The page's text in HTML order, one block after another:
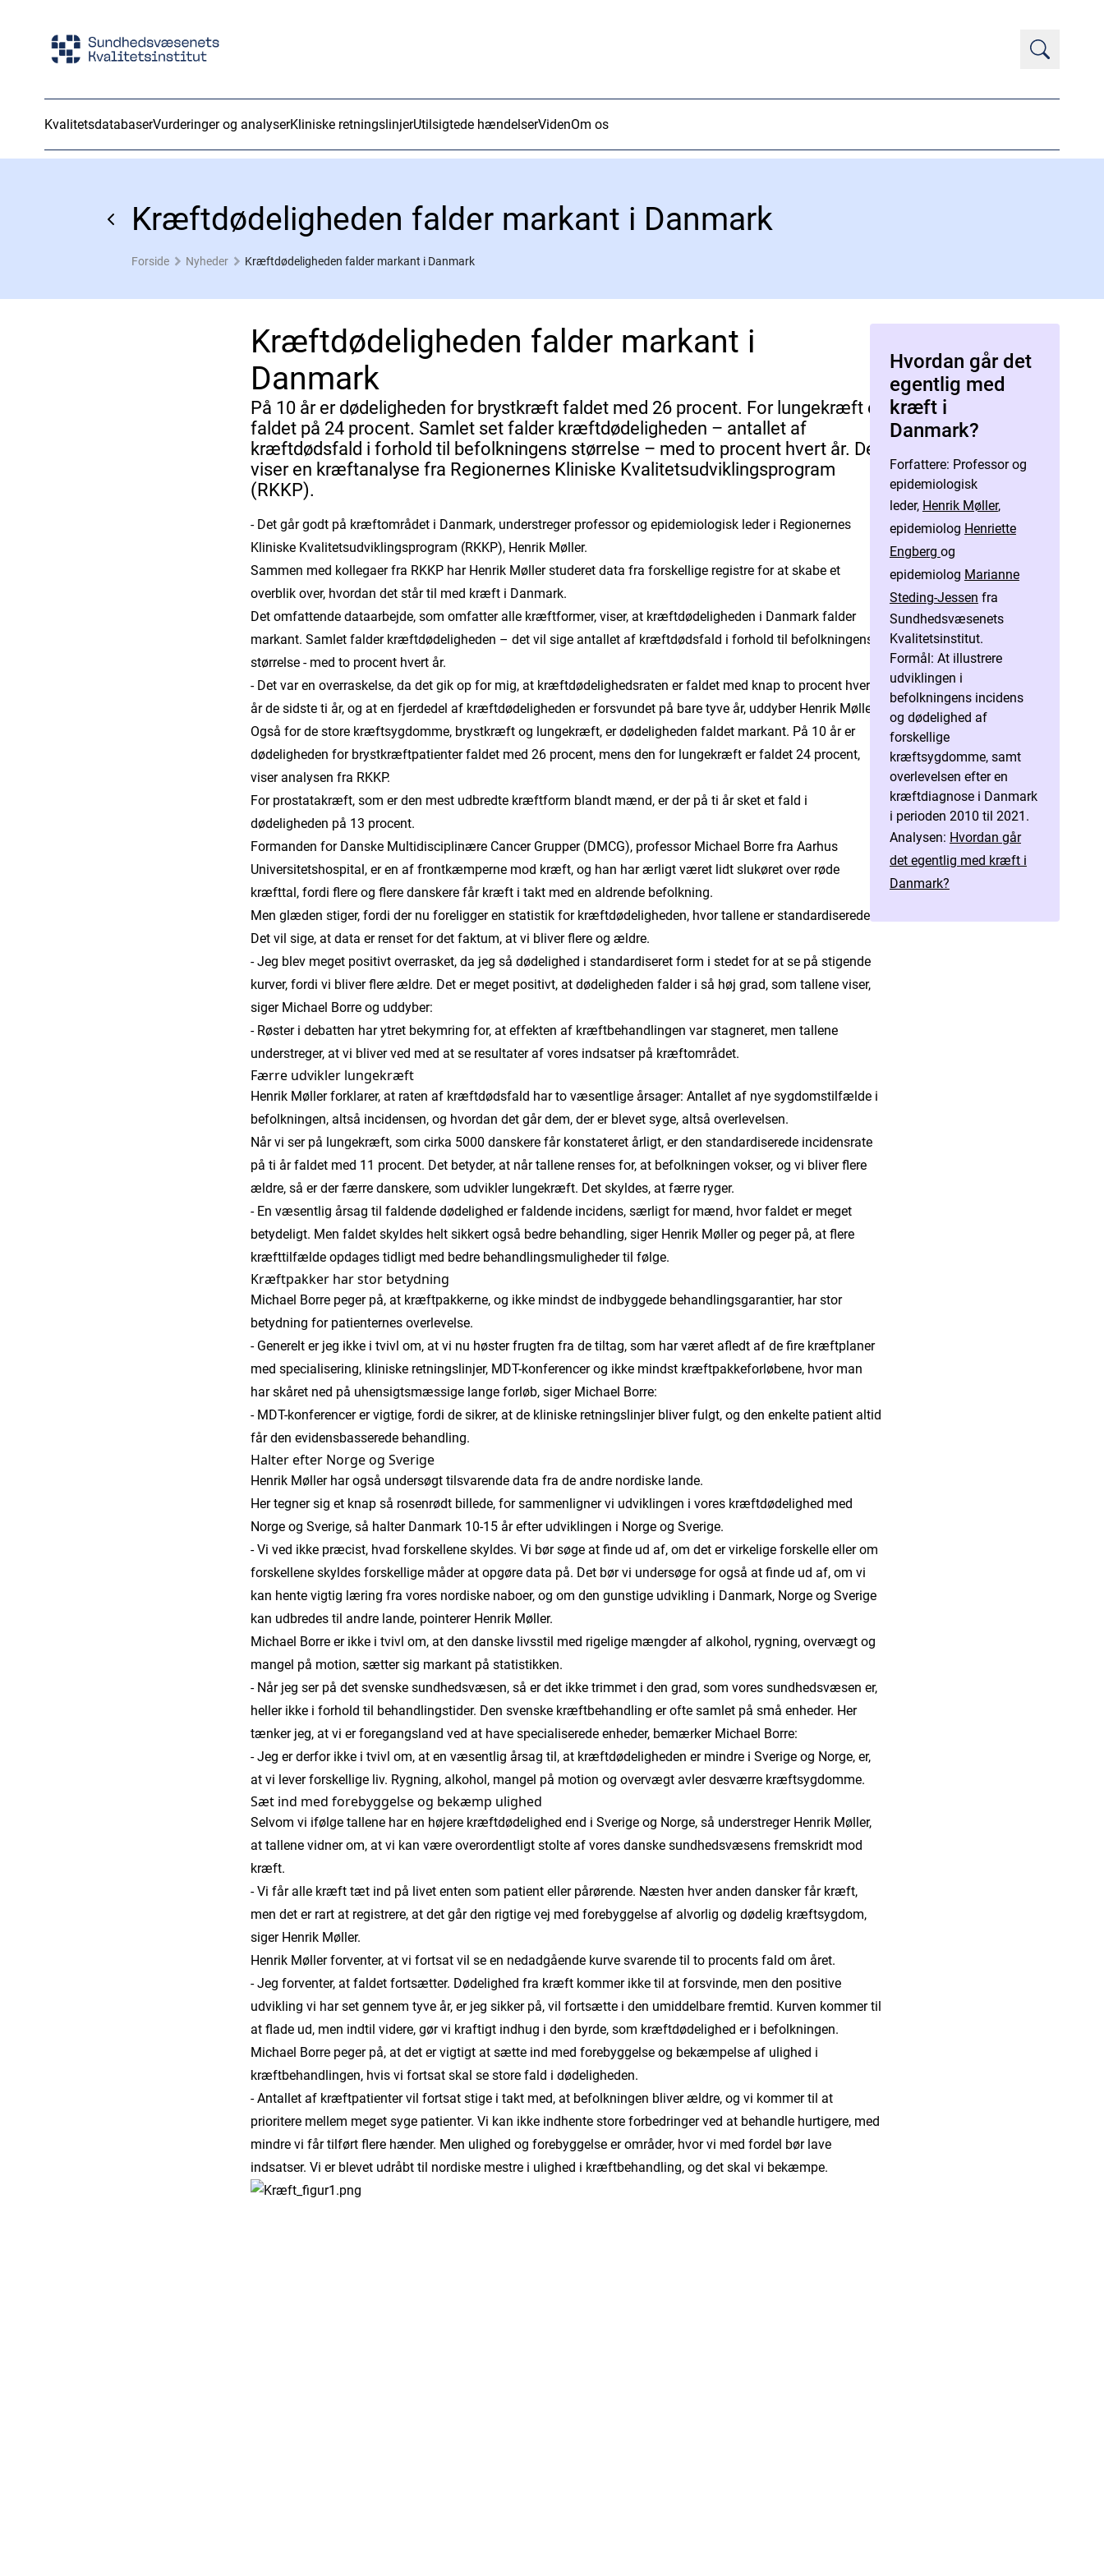
KvalitetsdatabaserVurderinger og analyserKliniske retningslinjerUtilsigtede hændelserVidenOm os
Kræftdødeligheden falder markant i Danmark
Forside Nyheder Kræftdødeligheden falder markant i Danmark
Kræftdødeligheden falder markant i
Danmark
På 10 år er dødeligheden for brystkræft faldet med 26 procent. For lungekræft er
faldet på 24 procent. Samlet set falder kræftdødeligheden – antallet af
kræftdødsfald i forhold til befolkningens størrelse – med to procent hvert år. Det
viser en kræftanalyse fra Regionernes Kliniske Kvalitetsudviklingsprogram
(RKKP).
- Det går godt på kræftområdet i Danmark, understreger professor og epidemiologisk leder i Regionernes
Kliniske Kvalitetsudviklingsprogram (RKKP), Henrik Møller.
Sammen med kollegaer fra RKKP har Henrik Møller studeret data fra forskellige registre for at skabe et
overblik over, hvordan det står til med kræft i Danmark.
Det omfattende dataarbejde, som omfatter alle kræftformer, viser, at kræftdødeligheden i Danmark falder
markant. Samlet falder kræftdødeligheden – det vil sige antallet af kræftdødsfald i forhold til befolkningens
størrelse - med to procent hvert år.
- Det var en overraskelse, da det gik op for mig, at kræftdødelighedsraten er faldet med knap to procent hvert
år de sidste ti år, og at en fjerdedel af kræftdødeligheden er forsvundet på bare tyve år, uddyber Henrik Møller.
Også for de store kræftsygdomme, brystkræft og lungekræft, er dødeligheden faldet markant. På 10 år er
dødeligheden for brystkræftpatienter faldet med 26 procent, mens den for lungekræft er faldet 24 procent,
viser analysen fra RKKP.
For prostatakræft, som er den mest udbredte kræftform blandt mænd, er der på ti år sket et fald i
dødeligheden på 13 procent.
Formanden for Danske Multidisciplinære Cancer Grupper (DMCG), professor Michael Borre fra Aarhus
Universitetshospital, er en af frontkæmperne mod kræft, og han har ærligt været lidt slukøret over røde
kræfttal, fordi flere og flere danskere får kræft i takt med en aldrende befolkning.
Men glæden stiger, fordi der nu foreligger en statistik for kræftdødeligheden, hvor tallene er standardiserede.
Det vil sige, at data er renset for det faktum, at vi bliver flere og ældre.
- Jeg blev meget positivt overrasket, da jeg så dødelighed i standardiseret form i stedet for at se på stigende
kurver, fordi vi bliver flere ældre. Det er meget positivt, at dødeligheden falder i så høj grad, som tallene viser,
siger Michael Borre og uddyber:
- Røster i debatten har ytret bekymring for, at effekten af kræftbehandlingen var stagneret, men tallene
understreger, at vi bliver ved med at se resultater af vores indsatser på kræftområdet.
Færre udvikler lungekræft
Henrik Møller forklarer, at raten af kræftdødsfald har to væsentlige årsager: Antallet af nye sygdomstilfælde i
befolkningen, altså incidensen, og hvordan det går dem, der er blevet syge, altså overlevelsen.
Når vi ser på lungekræft, som cirka 5000 danskere får konstateret årligt, er den standardiserede incidensrate
på ti år faldet med 11 procent. Det betyder, at når tallene renses for, at befolkningen vokser, og vi bliver flere
ældre, så er der færre danskere, som udvikler lungekræft. Det skyldes, at færre ryger.
- En væsentlig årsag til faldende dødelighed er faldende incidens, særligt for mænd, hvor faldet er meget
betydeligt. Men faldet skyldes helt sikkert også bedre behandling, siger Henrik Møller og peger på, at flere
kræfttilfælde opdages tidligt med bedre behandlingsmuligheder til følge.
Kræftpakker har stor betydning
Michael Borre peger på, at kræftpakkerne, og ikke mindst de indbyggede behandlingsgarantier, har stor
betydning for patienternes overlevelse.
- Generelt er jeg ikke i tvivl om, at vi nu høster frugten fra de tiltag, som har været afledt af de fire kræftplaner
med specialisering, kliniske retningslinjer, MDT-konferencer og ikke mindst kræftpakkeforløbene, hvor man
har skåret ned på uhensigtsmæssige lange forløb, siger Michael Borre:
- MDT-konferencer er vigtige, fordi de sikrer, at de kliniske retningslinjer bliver fulgt, og den enkelte patient altid
får den evidensbasserede behandling.
Halter efter Norge og Sverige
Henrik Møller har også undersøgt tilsvarende data fra de andre nordiske lande.
Her tegner sig et knap så rosenrødt billede, for sammenligner vi udviklingen i vores kræftdødelighed med
Norge og Sverige, så halter Danmark 10-15 år efter udviklingen i Norge og Sverige.
- Vi ved ikke præcist, hvad forskellene skyldes. Vi bør søge at finde ud af, om det er virkelige forskelle eller om
forskellene skyldes forskellige måder at opgøre data på. Det bør vi undersøge for også at finde ud af, om vi
kan hente vigtig læring fra vores nordiske naboer, og om den gunstige udvikling i Danmark, Norge og Sverige
kan udbredes til andre lande, pointerer Henrik Møller.
Michael Borre er ikke i tvivl om, at den danske livsstil med rigelige mængder af alkohol, rygning, overvægt og
mangel på motion, sætter sig markant på statistikken.
- Når jeg ser på det svenske sundhedsvæsen, så er det ikke trimmet i den grad, som vores sundhedsvæsen er,
heller ikke i forhold til behandlingstider. Den svenske kræftbehandling er ofte samlet på små enheder. Her
tænker jeg, at vi er foregangsland ved at have specialiserede enheder, bemærker Michael Borre:
- Jeg er derfor ikke i tvivl om, at en væsentlig årsag til, at kræftdødeligheden er mindre i Sverige og Norge, er,
at vi lever forskellige liv. Rygning, alkohol, mangel på motion og overvægt avler desværre kræftsygdomme.
Sæt ind med forebyggelse og bekæmp ulighed
Selvom vi ifølge tallene har en højere kræftdødelighed end i Sverige og Norge, så understreger Henrik Møller,
at tallene vidner om, at vi kan være overordentligt stolte af vores danske sundhedsvæsens fremskridt mod
kræft.
- Vi får alle kræft tæt ind på livet enten som patient eller pårørende. Næsten hver anden dansker får kræft,
men det er rart at registrere, at det går den rigtige vej med forebyggelse af alvorlig og dødelig kræftsygdom,
siger Henrik Møller.
Henrik Møller forventer, at vi fortsat vil se en nedadgående kurve svarende til to procents fald om året.
- Jeg forventer, at faldet fortsætter. Dødelighed fra kræft kommer ikke til at forsvinde, men den positive
udvikling vi har set gennem tyve år, er jeg sikker på, vil fortsætte i den umiddelbare fremtid. Kurven kommer til
at flade ud, men indtil videre, gør vi kraftigt indhug i den byrde, som kræftdødelighed er i befolkningen.
Michael Borre peger på, at det er vigtigt at sætte ind med forebyggelse og bekæmpelse af ulighed i
kræftbehandlingen, hvis vi fortsat skal se store fald i dødeligheden.
- Antallet af kræftpatienter vil fortsat stige i takt med, at befolkningen bliver ældre, og vi kommer til at
prioritere mellem meget syge patienter. Vi kan ikke indhente store forbedringer ved at behandle hurtigere, med
mindre vi får tilført flere hænder. Men ulighed og forebyggelse er områder, hvor vi med fordel bør lave
indsatser. Vi er blevet udråbt til nordiske mestre i ulighed i kræftbehandling, og det skal vi bekæmpe.
Hvordan går det
egentlig med
kræft i
Danmark?
Forfattere: Professor og
epidemiologisk
leder, Henrik Møller,
epidemiolog Henriette
Engberg og
epidemiolog Marianne
Steding-Jessen fra
Sundhedsvæsenets
Kvalitetsinstitut.
Formål: At illustrere
udviklingen i
befolkningens incidens
og dødelighed af
forskellige
kræftsygdomme, samt
overlevelsen efter en
kræftdiagnose i Danmark
i perioden 2010 til 2021.
Analysen: Hvordan går
det egentlig med kræft i
Danmark?